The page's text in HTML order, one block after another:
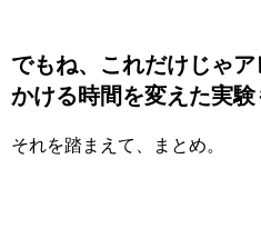
でもね、これだけじゃ
かける時間を変えた実験
それを踏まえて、まとめ。